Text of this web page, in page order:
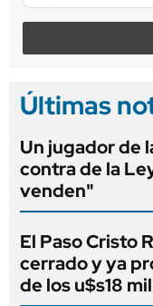
Últimas
Un jugador de
contra de la
venden"
El Paso Cristo
cerrado y ya
de los u$s18